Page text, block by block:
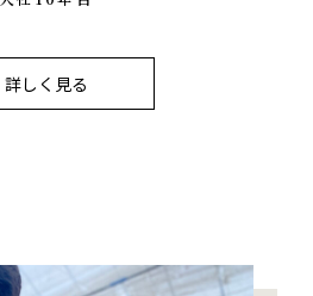
詳しく見る